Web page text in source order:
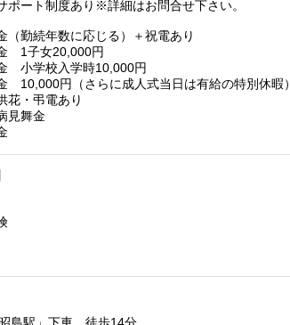
ート制度あり※詳細はお問合せ下さい。
（勤続年数に応じる）＋祝電あり
1子女20,000円
小学校入学時10,000円
10,000円（さらに成人式当日は有給の特別休暇）
花・弔電あり
見舞金